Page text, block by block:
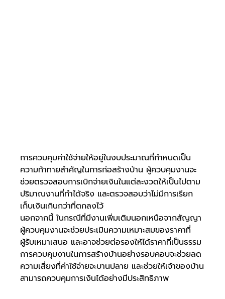
การควบคุมค่าใช้จ่ายให้อยู่ในงบประมาณที่กำหนดเป็น
ความท้าทายสำคัญในการก่อสร้างบ้าน ผู้ควบคุมงานจะ
ช่วยตรวจสอบการเบิกจ่ายเงินในแต่ละงวดให้เป็นไปตาม
ปริมาณงานที่ทำได้จริง และตรวจสอบว่าไม่มีการเรียก
เก็บเงินเกินกว่าที่ตกลงไว้
นอกจากนี้ ในกรณีที่มีงานเพิ่มเติมนอกเหนือจากสัญญา
ผู้ควบคุมงานจะช่วยประเมินความเหมาะสมของราคาที่
ผู้รับเหมาเสนอ และอาจช่วยต่อรองให้ได้ราคาที่เป็นธรรม
การควบคุมงานในการสร้างบ้านอย่างรอบคอบจะช่วยลด
ความเสี่ยงที่ค่าใช้จ่ายจะบานปลาย และช่วยให้เจ้าของบ้าน
สามารถควบคุมการเงินได้อย่างมีประสิทธิภาพ